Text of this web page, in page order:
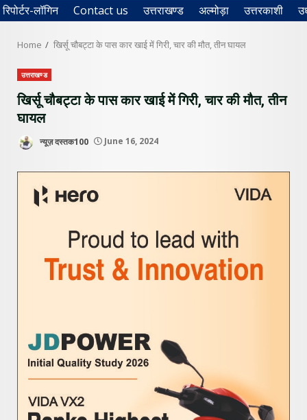
MENU
रिपोर्टर-लॉगिन Contact us उत्तराखण्ड अल्मोड़ा उत्तरकाशी
Home खिर्सू चौबट्टा के पास कार खाई में गिरी, चार की मौत, तीन घायल
उत्तराखण्ड
खिर्सू चौबट्टा के पास कार खाई में गिरी, चार की मौत, तीन
घायल
न्यूज़ दस्तक100 June 16, 2024